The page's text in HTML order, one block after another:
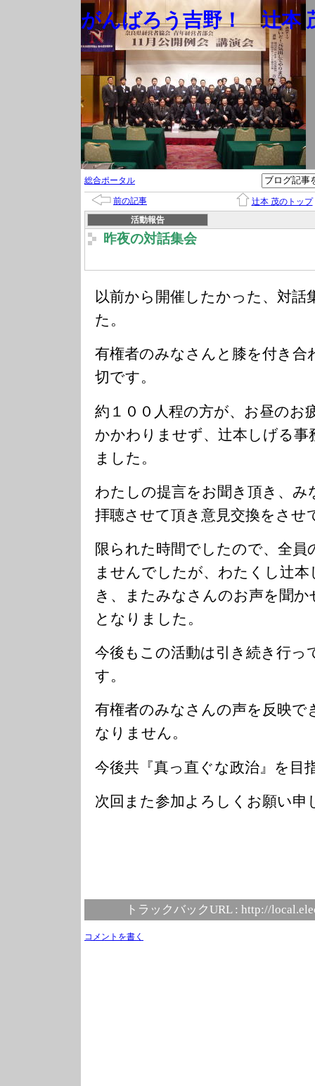
がんばろう吉野！ 辻本
総合ポータル
前の記事
辻本 茂のトップ
活動報告
昨夜の対話集会
以前から開催したかった、対話
た。
有権者のみなさんと膝を付き合
切です。
約１００人程の方が、お昼のお
かかわりませず、辻本しげる
ました。
わたしの提言をお聞き頂き、
拝聴させて頂き意見交換をさせ
限られた時間でしたので、全員
ませんでしたが、わたくし辻
き、またみなさんのお声を聞
となりました。
今後もこの活動は引き続き行っ
す。
有権者のみなさんの声を反映で
なりません。
今後共『真っ直ぐな政治』を目
次回また参加よろしくお願い申
トラックバックURL : http://
コメントを書く